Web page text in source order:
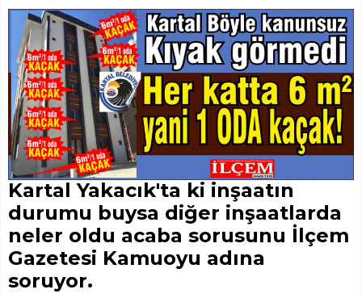
Kartal Yakacık'ta ki inşaatın
durumu buysa diğer inşaatlarda
neler oldu acaba sorusunu İlçem
Gazetesi Kamuoyu adına
soruyor.